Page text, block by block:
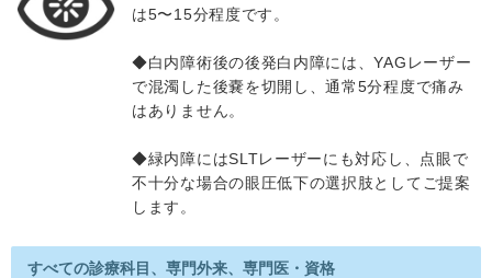
は5〜15分程度です。
◆白内障術後の後発白内障には、YAGレーザー
で混濁した後嚢を切開し、通常5分程度で痛み
はありません。
◆緑内障にはSLTレーザーにも対応し、点眼で
不十分な場合の眼圧低下の選択肢としてご提案
します。
すべての診療科目、専門外来、専門医・資格